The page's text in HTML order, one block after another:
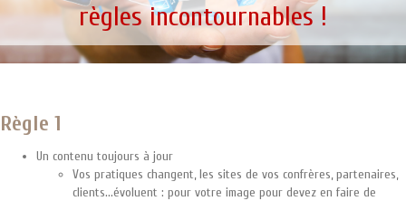
règles incontournables !
Règle 1
Un contenu toujours à jour
Vos pratiques changent, les sites de vos confrères, partenaires,
clients...évoluent : pour votre image pour devez en faire de